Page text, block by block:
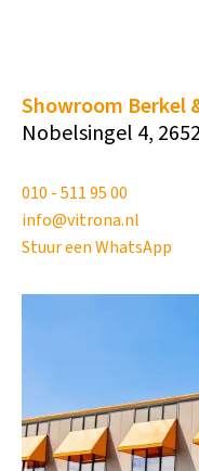
Showroom Berkel
Nobelsingel 4,
010 - 511 95 00
info@vitrona.nl
Stuur een WhatsApp